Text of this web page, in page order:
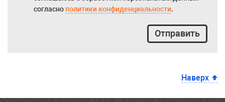
согласно политики конфиденциальности.
Отправить
Наверх